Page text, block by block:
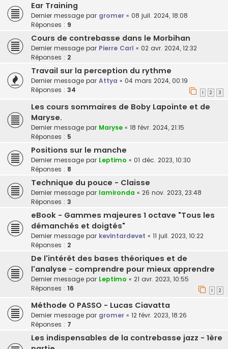
Ear Training
Dernier message par gromer « 08 juil. 2024, 18:08
Réponses : 9
Cours de contrebasse dans le Morbihan
Dernier message par Pierre Carl « 02 avr. 2024, 12:32
Réponses : 2
Travail sur la perception du rythme
Dernier message par Attya « 04 mars 2024, 00:19
Réponses : 34 1 2 3
Les cours sommaires de Boby Lapointe et de
Maryse.
Dernier message par Maryse « 18 févr. 2024, 21:15
Réponses : 5
Positions sur le manche
Dernier message par Leptimo « 01 déc. 2023, 10:30
Réponses : 8
Technique du pouce - Claisse
Dernier message par lamironda « 26 nov. 2023, 23:48
Réponses : 3
eBook - Gammes majeures 1 octave "Tous les
démanchés et doigtés"
Dernier message par kevintardevet « 11 juil. 2023, 10:22
Réponses : 2
De l'intérêt des bases théoriques et de
l'analyse - comprendre pour mieux apprendre
Dernier message par Leptimo « 21 avr. 2023, 10:55
Réponses : 16 1 2
Méthode O PASSO - Lucas Ciavatta
Dernier message par gromer « 12 févr. 2023, 18:26
Réponses : 7
Les indispensables de la contrebasse jazz - 1ère